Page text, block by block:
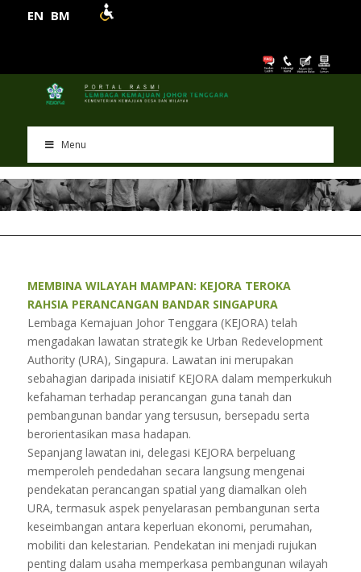
EN BM
Menu
MEMBINA WILAYAH MAMPAN: KEJORA TEROKA
RAHSIA PERANCANGAN BANDAR SINGAPURA
Lembaga Kemajuan Johor Tenggara (KEJORA) telah
mengadakan lawatan strategik ke Urban Redevelopment
Authority (URA), Singapura. Lawatan ini merupakan
sebahagian daripada inisiatif KEJORA dalam memperkukuh
kefahaman terhadap perancangan guna tanah dan
pembangunan bandar yang tersusun, bersepadu serta
berorientasikan masa hadapan.
Sepanjang lawatan ini, delegasi KEJORA berpeluang
memperoleh pendedahan secara langsung mengenai
pendekatan perancangan spatial yang diamalkan oleh
URA, termasuk aspek penyelarasan pembangunan serta
keseimbangan antara keperluan ekonomi, perumahan,
mobiliti dan kelestarian. Pendekatan ini menjadi rujukan
penting dalam usaha memperkasa pembangunan wilayah